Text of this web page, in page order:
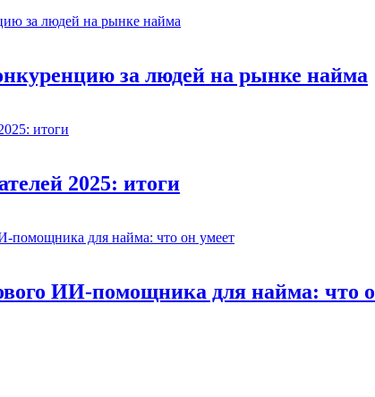
за людей на рынке найма
2025: итоги
ИИ-помощника для найма: что